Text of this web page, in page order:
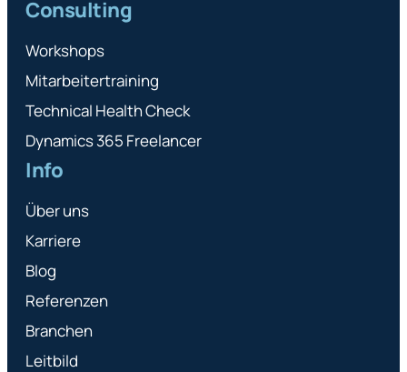
Consulting
Workshops
Mitarbeitertraining
Technical Health Check
Dynamics 365 Freelancer
Info
Über uns
Karriere
Blog
Referenzen
Branchen
Leitbild